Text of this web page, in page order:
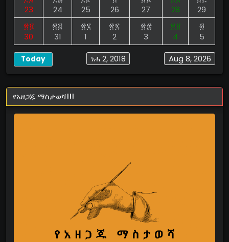
23
24
25
26
27
28
29
፳፬
30
፳፭
31
፳፮
1
፳፯
2
፳፰
3
፳፱
4
፴
5
Aug 8, 2026
ነሐ 2, 2018
Today
የአዘጋጁ ማስታወሻ!!!